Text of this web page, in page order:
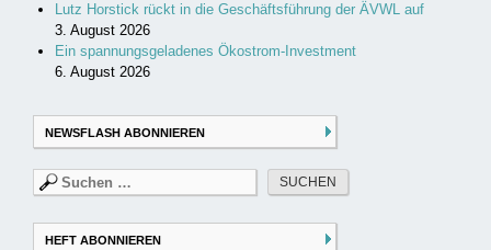
Lutz Horstick rückt in die Geschäftsführung der ÄVWL auf
3. August 2026
Ein spannungsgeladenes Ökostrom-Investment
6. August 2026
NEWSFLASH ABONNIEREN
Suchen
nach:
HEFT ABONNIEREN